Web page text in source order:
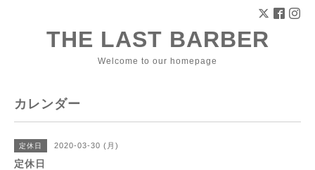
THE LAST BARBER
Welcome to our homepage
カレンダー
定休日 2020-03-30 (月)
定休日